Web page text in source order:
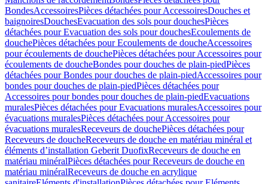
BondesAccessoiresPièces détachées pour AccessoiresDouches et
baignoiresDouchesEvacuation des sols pour douchesPièces
détachées pour Evacuation des sols pour douchesEcoulements de
douchePièces détachées pour Ecoulements de doucheAccessoires
pour écoulements de douchePièces détachées pour Accessoires pour
écoulements de doucheBondes pour douches de plain-piedPièces
détachées pour Bondes pour douches de plain-piedAccessoires pour
bondes pour douches de plain-piedPièces détachées pour
Accessoires pour bondes pour douches de plain-piedEvacuations
muralesPièces détachées pour Evacuations muralesAccessoires pour
évacuations muralesPièces détachées pour Accessoires pour
évacuations muralesReceveurs de douchePièces détachées pour
Receveurs de doucheReceveurs de douche en matériau minéral et
éléments d’installation Geberit DuofixReceveurs de douche en
matériau minéralPièces détachées pour Receveurs de douche en
matériau minéralReceveurs de douche en acrylique